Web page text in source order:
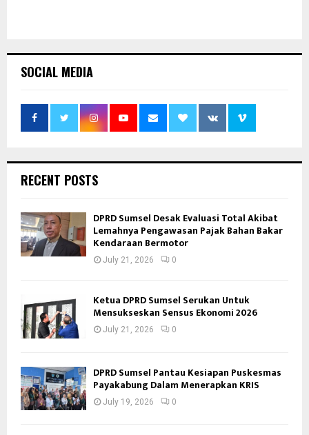
SOCIAL MEDIA
RECENT POSTS
DPRD Sumsel Desak Evaluasi Total Akibat
Lemahnya Pengawasan Pajak Bahan Bakar
Kendaraan Bermotor
July 21, 2026 0
Ketua DPRD Sumsel Serukan Untuk
Mensukseskan Sensus Ekonomi 2026
July 21, 2026 0
DPRD Sumsel Pantau Kesiapan Puskesmas
Payakabung Dalam Menerapkan KRIS
July 19, 2026 0